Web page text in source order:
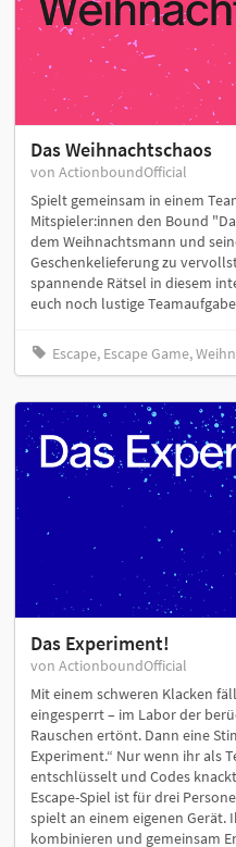
Das Weihnachtschaos
von ActionboundOfficial
Spielt gemeinsam in einem
Mitspieler:innen den Bound
dem Weihnachtsmann und
Geschenkelieferung zu
spannende Rätsel in diesem
euch noch lustige
Escape, Escape Game,
Das Experiment!
von ActionboundOfficial
Mit einem schweren Klacken
eingesperrt – im Labor der
Rauschen ertönt. Dann eine
Experiment.“ Nur wenn ihr als
entschlüsselt und Codes
Escape-Spiel ist für drei
spielt an einem eigenen Gerät.
kombinieren und gemeinsam